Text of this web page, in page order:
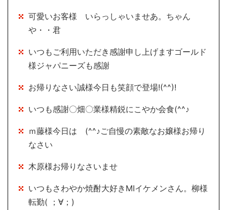
可愛いお客様 いらっしゃいませあ。ちゃん
や・・君
いつもご利用いただき感謝申し上げますゴールド
様ジャパニーズも感謝
お帰りなさい誠様今日も笑顔で登場!(^^)!
いつも感謝〇畑〇業様精鋭にこやか会食(^^♪
ｍ藤様今日は (^^♪ご自慢の素敵なお嬢様お帰り
なさい
木原様お帰りなさいませ
いつもさわやか焼酎大好きMIイケメンさん。柳様
転勤( ；∀；)